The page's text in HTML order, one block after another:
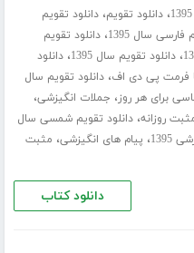
،دانلود تقویم،دانلود تقویم
فارسی سال 1395 ،دانلود تقویم
،دانلود تقویم سال 1395 ،دانلود
،دانلود تقویم سال
برای هر روز، جملات انگیزشی،
روزانه،دانلود تقویم شمسی سال
1395 ، پیام های انگیزشی، مثبت
دانلود کتاب